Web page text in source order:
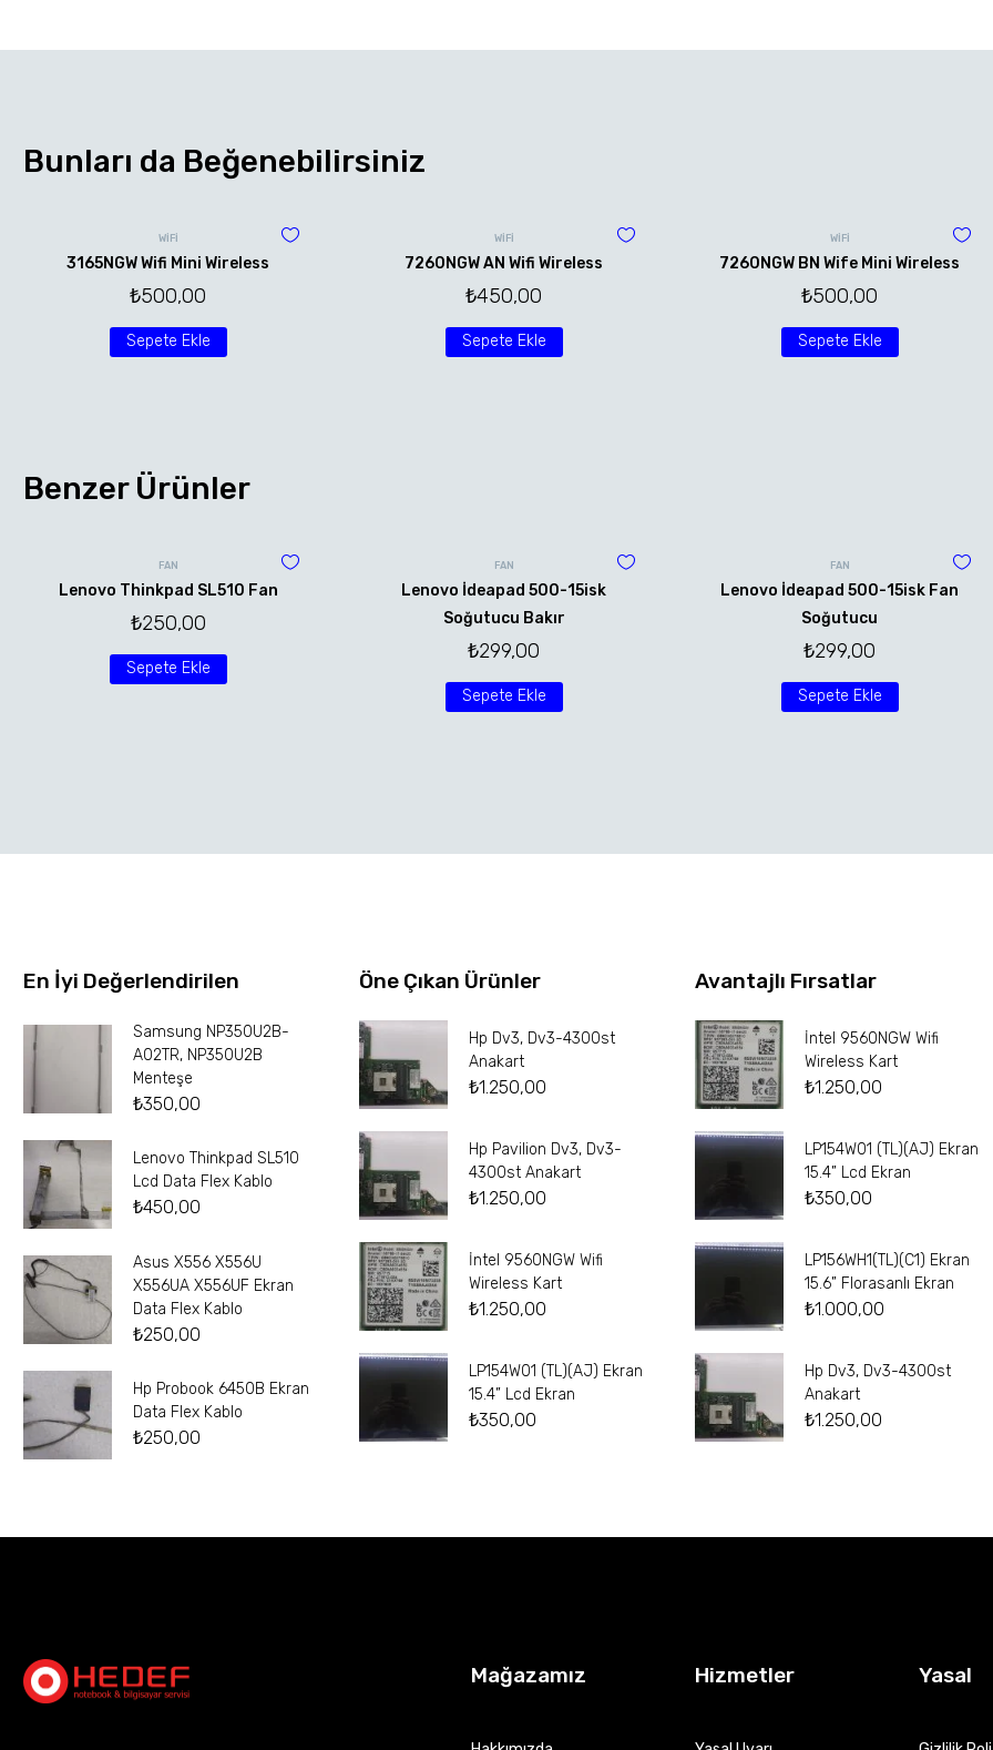
Bunları da Beğenebilirsiniz
WİFİ
3165NGW Wifi Mini Wireless
₺500,00
Sepete Ekle
WİFİ
7260NGW AN Wifi Wireless
₺450,00
Sepete Ekle
WİFİ
7260NGW BN Wife Mini Wireless
₺500,00
Sepete Ekle
Benzer Ürünler
FAN
Lenovo Thinkpad SL510 Fan
₺250,00
Sepete Ekle
FAN
Lenovo İdeapad 500-15isk
Soğutucu Bakır
₺299,00
Sepete Ekle
FAN
Lenovo İdeapad 500-15isk Fan
Soğutucu
₺299,00
Sepete Ekle
En İyi Değerlendirilen
Samsung NP350U2B-
A02TR, NP350U2B
Menteşe
₺350,00
Lenovo Thinkpad SL510
Lcd Data Flex Kablo
₺450,00
Asus X556 X556U
X556UA X556UF Ekran
Data Flex Kablo
₺250,00
Hp Probook 6450B Ekran
Data Flex Kablo
₺250,00
Öne Çıkan Ürünler
Hp Dv3, Dv3-4300st
Anakart
₺1.250,00
Hp Pavilion Dv3, Dv3-
4300st Anakart
₺1.250,00
İntel 9560NGW Wifi
Wireless Kart
₺1.250,00
LP154W01 (TL)(AJ) Ekran
15.4” Lcd Ekran
₺350,00
Avantajlı Fırsatlar
İntel 9560NGW Wifi
Wireless Kart
₺1.250,00
LP154W01 (TL)(AJ) Ekran
15.4” Lcd Ekran
₺350,00
LP156WH1(TL)(C1) Ekran
15.6” Florasanlı Ekran
₺1.000,00
Hp Dv3, Dv3-4300st
Anakart
₺1.250,00
Mağazamız Hizmetler Yasal